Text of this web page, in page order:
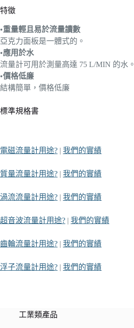
特徵
•重量輕且易於流量讀數
亞克力面板是一體式的。
•應用於水
流量計可用於測量高達 75 L/MIN 的水。
•價格低廉
結構簡單，價格低廉
標準規格書
電磁流量計用途? | 我們的實績
質量流量計用途? | 我們的實績
渦流流量計用途? | 我們的實績
超音波流量計用途? | 我們的實績
齒輪流量計用途? | 我們的實績
浮子流量計用途? | 我們的實績
工業類產品